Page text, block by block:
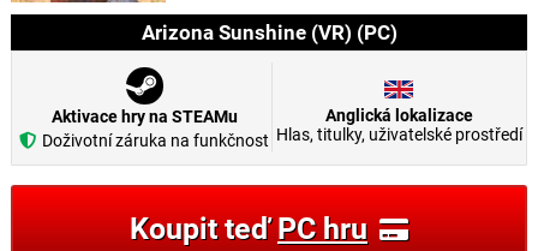
Arizona Sunshine (VR) (PC)
Aktivace hry na STEAMu
Doživotní záruka na funkčnost
Anglická lokalizace
Hlas, titulky, uživatelské prostředí
Koupit teďPC hru